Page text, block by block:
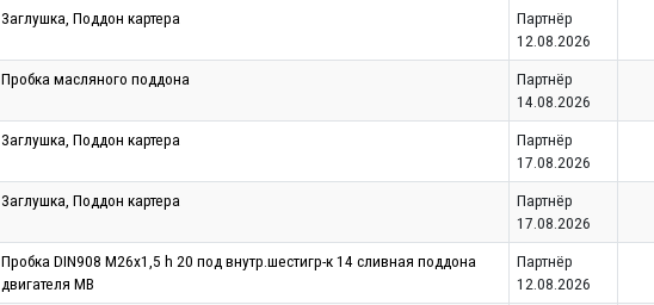
3аглушка, Поддон картера
Партнёр
12.08.2026
Пробка масляного поддона
Партнёр
14.08.2026
3аглушка, Поддон картера
Партнёр
17.08.2026
3аглушка, Поддон картера
Партнёр
17.08.2026
Пробка DIN908 М26х1,5 h 20 под внутр.шестигр-к 14 сливная поддона
двигателя MB
Партнёр
12.08.2026